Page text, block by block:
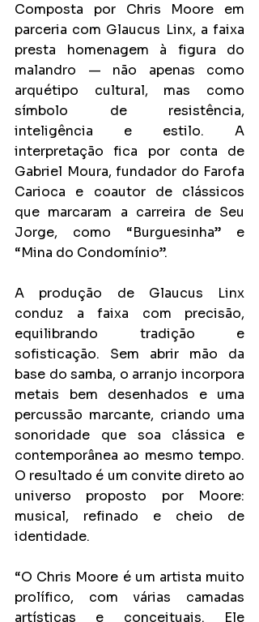
Composta por Chris Moore em
parceria com Glaucus Linx, a faixa
presta homenagem à figura do
malandro — não apenas como
arquétipo cultural, mas como
símbolo de resistência,
inteligência e estilo. A
interpretação fica por conta de
Gabriel Moura, fundador do Farofa
Carioca e coautor de clássicos
que marcaram a carreira de Seu
Jorge, como “Burguesinha” e
“Mina do Condomínio”.
A produção de Glaucus Linx
conduz a faixa com precisão,
equilibrando tradição e
sofisticação. Sem abrir mão da
base do samba, o arranjo incorpora
metais bem desenhados e uma
percussão marcante, criando uma
sonoridade que soa clássica e
contemporânea ao mesmo tempo.
O resultado é um convite direto ao
universo proposto por Moore:
musical, refinado e cheio de
identidade.
“O Chris Moore é um artista muito
prolífico, com várias camadas
artísticas e conceituais. Ele